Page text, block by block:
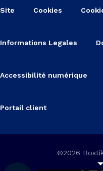
Site Cookies
Informations Legales
Accessibilité numérique
Portail client
©2026